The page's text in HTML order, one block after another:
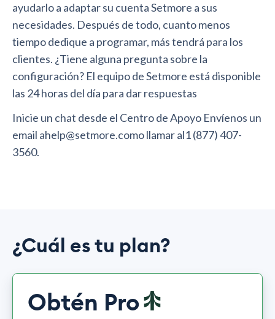
ayudarlo a adaptar su cuenta Setmore a sus
necesidades. Después de todo, cuanto menos
tiempo dedique a programar, más tendrá para los
clientes. ¿Tiene alguna pregunta sobre la
configuración? El equipo de Setmore está disponible
las 24 horas del día para dar respuestas
Inicie un chat desde el Centro de Apoyo Envíenos un
email ahelp@setmore.como llamar al1 (877) 407-
3560.
¿Cuál es tu plan?
Obtén Pro